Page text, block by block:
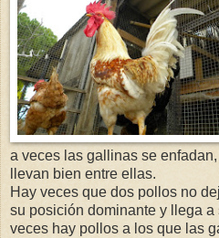
a veces las gallinas se
llevan bien entre ellas.
Hay veces que dos pollos no
su posición dominante y llega a
veces hay pollos a los que las